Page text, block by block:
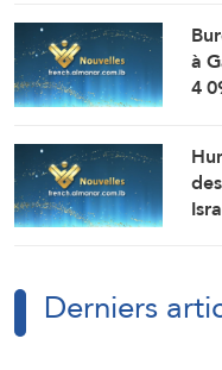
à
4
Derniers